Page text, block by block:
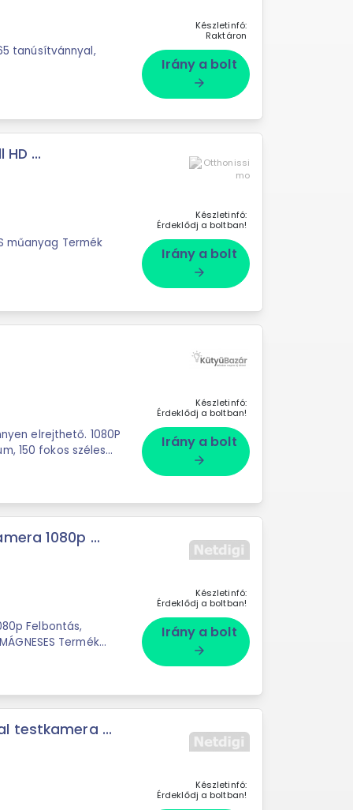
tanúsítvánnyal,
Készletinfó:
Raktáron
Irány a bolt
arrow_forward
...
műanyag Termék
Készletinfó:
Érdeklődj a boltban!
Irány a bolt
arrow_forward
elrejthető. 1080P
150 fokos széles
Készletinfó:
Érdeklődj a boltban!
Irány a bolt
arrow_forward
1080p ...
Felbontás,
Készletinfó:
Érdeklődj a boltban!
Irány a bolt
arrow_forward
testkamera ...
Készletinfó:
Érdeklődj a boltban!